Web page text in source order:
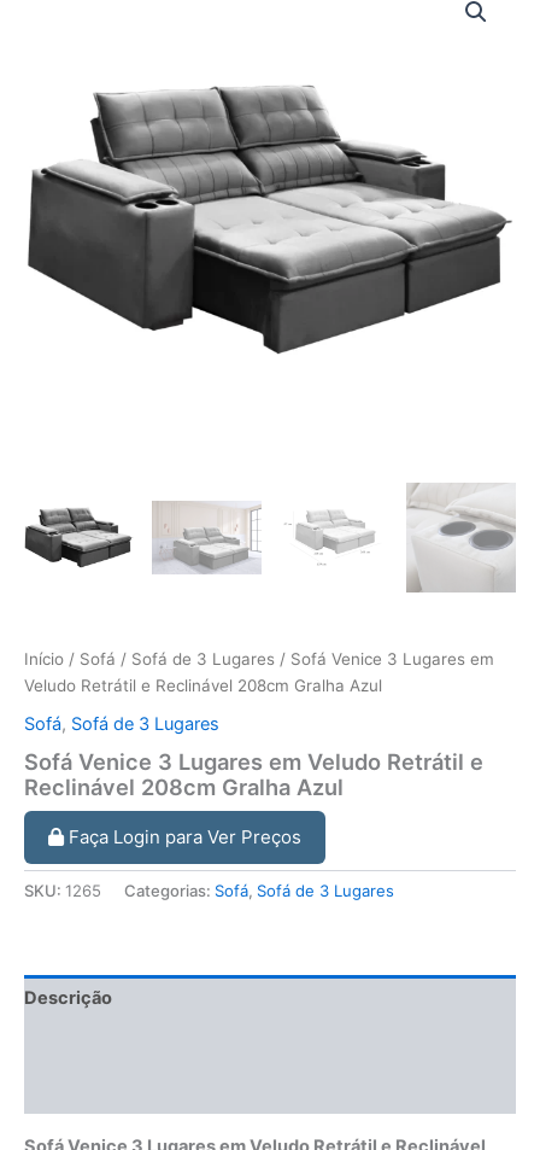
Início / Sofá / Sofá de 3 Lugares / Sofá Venice 3 Lugares em
Veludo Retrátil e Reclinável 208cm Gralha Azul
Sofá, Sofá de 3 Lugares
Sofá Venice 3 Lugares em Veludo Retrátil e
Reclinável 208cm Gralha Azul
Faça Login para Ver Preços
SKU: 1265 Categorias: Sofá, Sofá de 3 Lugares
Descrição